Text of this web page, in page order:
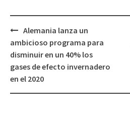
Navegación
de
entradas
Alemania lanza un
ambicioso programa para
disminuir en un 40% los
gases de efecto invernadero
en el 2020